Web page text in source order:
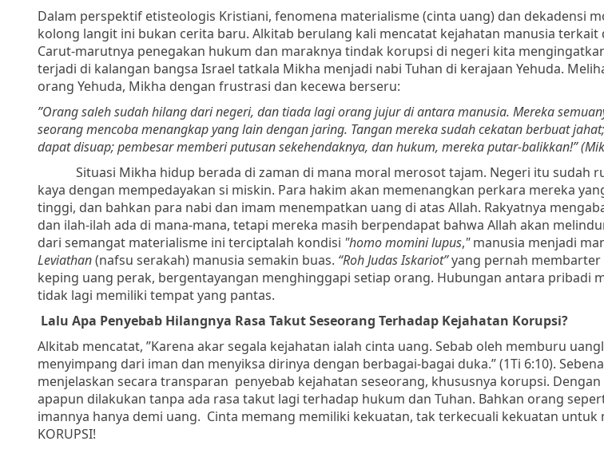
Dalam perspektif etisteologis Kristiani, fenomena materialisme (cinta uang) dan dekadensi
kolong langit ini bukan cerita baru. Alkitab berulang kali mencatat kejahatan manusia terkait
Carut-marutnya penegakan hukum dan maraknya tindak korupsi di negeri kita
terjadi di kalangan bangsa Israel tatkala Mikha menjadi nabi Tuhan di kerajaan Yehuda.
orang Yehuda, Mikha dengan frustrasi dan kecewa berseru:
”Orang saleh sudah hilang dari negeri, dan tiada lagi orang jujur di antara manusia. Mereka
seorang mencoba menangkap yang lain dengan jaring. Tangan mereka sudah cekatan berbuat
dapat disuap; pembesar memberi putusan sekehendaknya, dan hukum, mereka putar-balikkan!”
Situasi Mikha hidup berada di zaman di mana moral merosot tajam. Negeri itu sudah
kaya dengan mempedayakan si miskin. Para hakim akan memenangkan perkara mereka
tinggi, dan bahkan para nabi dan imam menempatkan uang di atas Allah. Rakyatnya
dan ilah-ilah ada di mana-mana, tetapi mereka masih berpendapat bahwa Allah akan
dari semangat materialisme ini terciptalah kondisi "homo momini lupus,"manusia menjadi
Leviathan(nafsu serakah) manusia semakin buas. “Roh Judas Iskariot”yang pernah membarter
keping uang perak, bergentayangan menghinggapi setiap orang. Hubungan antara pribadi
tidak lagi memiliki tempat yang pantas.
Lalu Apa Penyebab Hilangnya Rasa Takut Seseorang Terhadap Kejahatan Korupsi?
Alkitab mencatat, ”Karena akar segala kejahatan ialah cinta uang. Sebab oleh memburu
menyimpang dari iman dan menyiksa dirinya dengan berbagai-bagai duka.” (1Ti 6:10).
menjelaskan secara transparan penyebab kejahatan seseorang, khususnya korupsi. Dengan
apapun dilakukan tanpa ada rasa takut lagi terhadap hukum dan Tuhan. Bahkan orang
imannya hanya demi uang. Cinta memang memiliki kekuatan, tak terkecuali kekuatan untuk
KORUPSI!